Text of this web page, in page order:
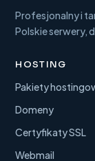
Profesjonalny i
Polskie serwery,
HOSTING
Pakiety
Domeny
Certyfikaty SSL
Webmail